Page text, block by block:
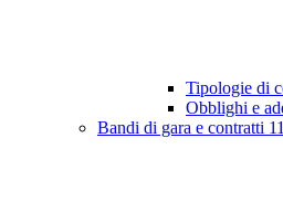
Tipologie di
Obblighi e
Bandi di gara e contratti